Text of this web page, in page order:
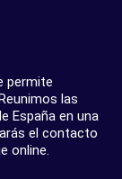
permite
las
España en una
el contacto
online.